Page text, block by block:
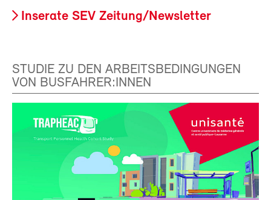
Inserate SEV Zeitung/Newsletter
STUDIE ZU DEN ARBEITSBEDINGUNGEN
VON BUSFAHRER:INNEN